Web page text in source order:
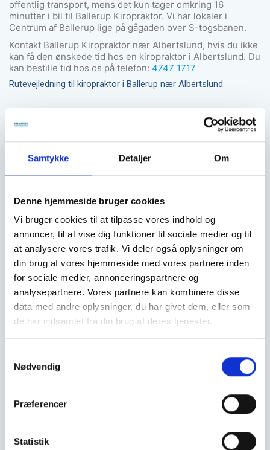
Samtykke Detaljer Om
Denne hjemmeside bruger cookies
Vi bruger cookies til at tilpasse vores indhold og
annoncer, til at vise dig funktioner til sociale medier og til
at analysere vores trafik. Vi deler også oplysninger om
din brug af vores hjemmeside med vores partnere inden
for sociale medier, annonceringspartnere og
analysepartnere. Vores partnere kan kombinere disse
data med andre oplysninger, du har givet dem, eller som
de har indsamlet fra din brug af deres tjenester.
Nødvendig
Præferencer
Statistik
offentlig transport, mens det kun tager omkring 16
minutter i bil til Ballerup Kiropraktor. Vi har lokaler i
Centrum af Ballerup lige på gågaden over S-togsbanen.
Kontakt Ballerup Kiropraktor nær Albertslund, hvis du ikke
kan få den ønskede tid hos en kiropraktor i Albertslund. Du
kan bestille tid hos os på telefon: 4747 1717
Rutevejledning til kiropraktor i Ballerup nær Albertslund
Find vej fra Smørum